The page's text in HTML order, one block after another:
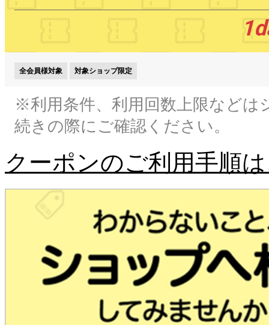
全会員様対象 対象ショップ限定
※利用条件、利用回数上限などは
続きの際にご確認ください。
クーポンのご利用手順